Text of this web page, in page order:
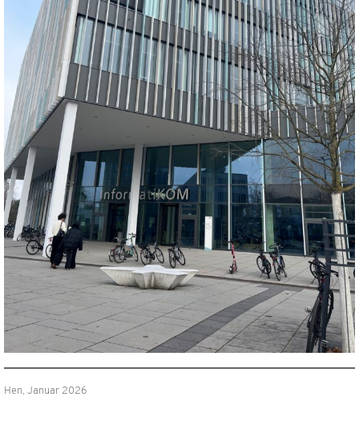
Hen, Januar 2026